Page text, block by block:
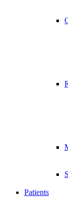
Patients